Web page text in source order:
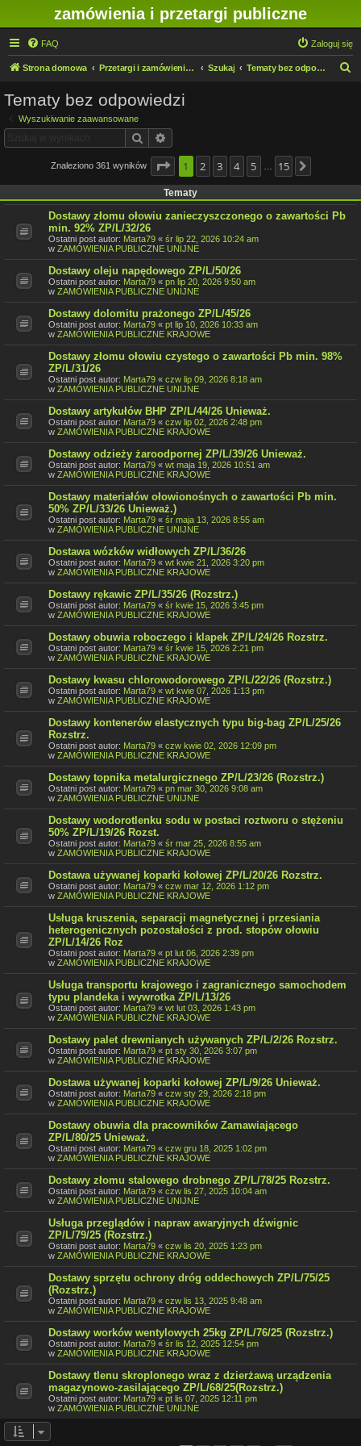
zamówienia i przetargi publiczne
FAQ Zaloguj się
Strona domowa Przetargi i zamówienia publiczne w IMN O/Legnica Szukaj Tematy bez odpowiedzi
Tematy bez odpowiedzi
Wyszukiwanie zaawansowane
Szukaj
Znaleziono 361 wyników Strona1 z15
1 2 3 4 5 15
Tematy
Dostawy złomu ołowiu zanieczyszczonego o zawartości Pb
min. 92% ZP/L/32/26
Ostatni post autor: Marta79 « śr lip 22, 2026 10:24 am
w ZAMÓWIENIA PUBLICZNE UNIJNE
Dostawy oleju napędowego ZP/L/50/26
Ostatni post autor: Marta79 « pn lip 20, 2026 9:50 am
w ZAMÓWIENIA PUBLICZNE UNIJNE
Dostawy dolomitu prażonego ZP/L/45/26
Ostatni post autor: Marta79 « pt lip 10, 2026 10:33 am
w ZAMÓWIENIA PUBLICZNE KRAJOWE
Dostawy złomu ołowiu czystego o zawartości Pb min. 98%
ZP/L/31/26
Ostatni post autor: Marta79 « czw lip 09, 2026 8:18 am
w ZAMÓWIENIA PUBLICZNE UNIJNE
Dostawy artykułów BHP ZP/L/44/26 Unieważ.
Ostatni post autor: Marta79 « czw lip 02, 2026 2:48 pm
w ZAMÓWIENIA PUBLICZNE KRAJOWE
Dostawy odzieży żaroodpornej ZP/L/39/26 Unieważ.
Ostatni post autor: Marta79 « wt maja 19, 2026 10:51 am
w ZAMÓWIENIA PUBLICZNE KRAJOWE
Dostawy materiałów ołowionośnych o zawartości Pb min.
50% ZP/L/33/26 Unieważ.)
Ostatni post autor: Marta79 « śr maja 13, 2026 8:55 am
w ZAMÓWIENIA PUBLICZNE UNIJNE
Dostawa wózków widłowych ZP/L/36/26
Ostatni post autor: Marta79 « wt kwie 21, 2026 3:20 pm
w ZAMÓWIENIA PUBLICZNE KRAJOWE
Dostawy rękawic ZP/L/35/26 (Rozstrz.)
Ostatni post autor: Marta79 « śr kwie 15, 2026 3:45 pm
w ZAMÓWIENIA PUBLICZNE KRAJOWE
Dostawy obuwia roboczego i klapek ZP/L/24/26 Rozstrz.
Ostatni post autor: Marta79 « śr kwie 15, 2026 2:21 pm
w ZAMÓWIENIA PUBLICZNE KRAJOWE
Dostawy kwasu chlorowodorowego ZP/L/22/26 (Rozstrz.)
Ostatni post autor: Marta79 « wt kwie 07, 2026 1:13 pm
w ZAMÓWIENIA PUBLICZNE KRAJOWE
Dostawy kontenerów elastycznych typu big-bag ZP/L/25/26
Rozstrz.
Ostatni post autor: Marta79 « czw kwie 02, 2026 12:09 pm
w ZAMÓWIENIA PUBLICZNE KRAJOWE
Dostawy topnika metalurgicznego ZP/L/23/26 (Rozstrz.)
Ostatni post autor: Marta79 « pn mar 30, 2026 9:08 am
w ZAMÓWIENIA PUBLICZNE UNIJNE
Dostawy wodorotlenku sodu w postaci roztworu o stężeniu
50% ZP/L/19/26 Rozst.
Ostatni post autor: Marta79 « śr mar 25, 2026 8:55 am
w ZAMÓWIENIA PUBLICZNE KRAJOWE
Dostawa używanej koparki kołowej ZP/L/20/26 Rozstrz.
Ostatni post autor: Marta79 « czw mar 12, 2026 1:12 pm
w ZAMÓWIENIA PUBLICZNE KRAJOWE
Usługa kruszenia, separacji magnetycznej i przesiania
heterogenicznych pozostałości z prod. stopów ołowiu
ZP/L/14/26 Roz
Ostatni post autor: Marta79 « pt lut 06, 2026 2:39 pm
w ZAMÓWIENIA PUBLICZNE KRAJOWE
Usługa transportu krajowego i zagranicznego samochodem
typu plandeka i wywrotka ZP/L/13/26
Ostatni post autor: Marta79 « wt lut 03, 2026 1:43 pm
w ZAMÓWIENIA PUBLICZNE KRAJOWE
Dostawy palet drewnianych używanych ZP/L/2/26 Rozstrz.
Ostatni post autor: Marta79 « pt sty 30, 2026 3:07 pm
w ZAMÓWIENIA PUBLICZNE KRAJOWE
Dostawa używanej koparki kołowej ZP/L/9/26 Unieważ.
Ostatni post autor: Marta79 « czw sty 29, 2026 2:18 pm
w ZAMÓWIENIA PUBLICZNE KRAJOWE
Dostawy obuwia dla pracowników Zamawiającego
ZP/L/80/25 Unieważ.
Ostatni post autor: Marta79 « czw gru 18, 2025 1:02 pm
w ZAMÓWIENIA PUBLICZNE KRAJOWE
Dostawy złomu stalowego drobnego ZP/L/78/25 Rozstrz.
Ostatni post autor: Marta79 « czw lis 27, 2025 10:04 am
w ZAMÓWIENIA PUBLICZNE UNIJNE
Usługa przeglądów i napraw awaryjnych dźwignic
ZP/L/79/25 (Rozstrz.)
Ostatni post autor: Marta79 « czw lis 20, 2025 1:23 pm
w ZAMÓWIENIA PUBLICZNE KRAJOWE
Dostawy sprzętu ochrony dróg oddechowych ZP/L/75/25
(Rozstrz.)
Ostatni post autor: Marta79 « czw lis 13, 2025 9:48 am
w ZAMÓWIENIA PUBLICZNE KRAJOWE
Dostawy worków wentylowych 25kg ZP/L/76/25 (Rozstrz.)
Ostatni post autor: Marta79 « śr lis 12, 2025 12:54 pm
w ZAMÓWIENIA PUBLICZNE KRAJOWE
Dostawy tlenu skroplonego wraz z dzierżawą urządzenia
magazynowo-zasilającego ZP/L/68/25(Rozstrz.)
Ostatni post autor: Marta79 « pt lis 07, 2025 12:11 pm
w ZAMÓWIENIA PUBLICZNE UNIJNE